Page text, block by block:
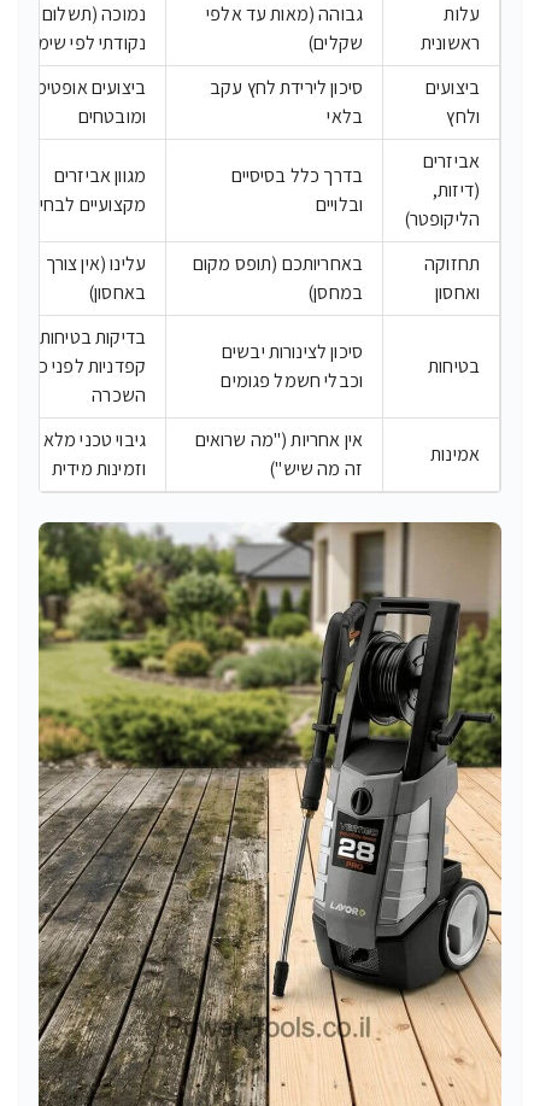
עלות
ראשונית
גבוהה (מאות עד אלפי
שקלים)
נמוכה (תשלום
נקודתי לפי שימוש)
ביצועים
ולחץ
סיכון לירידת לחץ עקב
בלאי
ביצועים אופטימליים
ומובטחים
אביזרים
(דיזות,
הליקופטר)
בדרך כלל בסיסיים
ובלויים
מגוון אביזרים
מקצועיים לבחירה
תחזוקה
ואחסון
באחריותכם (תופס מקום
במחסן)
עלינו (אין צורך
באחסון)
בטיחות
סיכון לצינורות יבשים
וכבלי חשמל פגומים
בדיקות בטיחות
קפדניות לפני כל
השכרה
אמינות
אין אחריות ("מה שרואים
זה מה שיש")
גיבוי טכני מלא
וזמינות מידית